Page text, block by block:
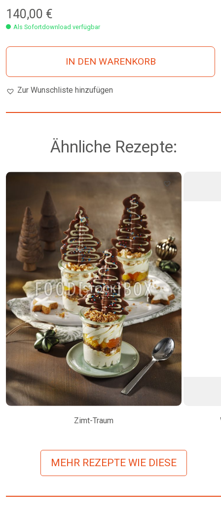
140,00 €
Als Sofortdownload verfügbar
IN DEN WARENKORB
Zur Wunschliste hinzufügen
Ähnliche Rezepte:
Zimt-Traum
MEHR REZEPTE WIE DIESE